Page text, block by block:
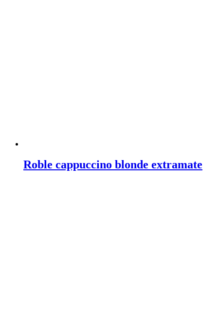
Roble cappuccino blonde extramate